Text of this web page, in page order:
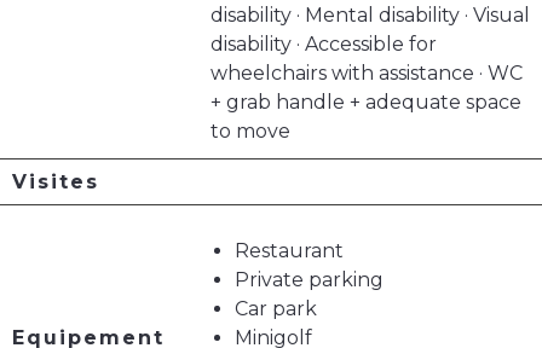
disability · Mental disability · Visual
disability · Accessible for
wheelchairs with assistance · WC
+ grab handle + adequate space
to move
Visites
Equipement
Restaurant
Private parking
Car park
Minigolf